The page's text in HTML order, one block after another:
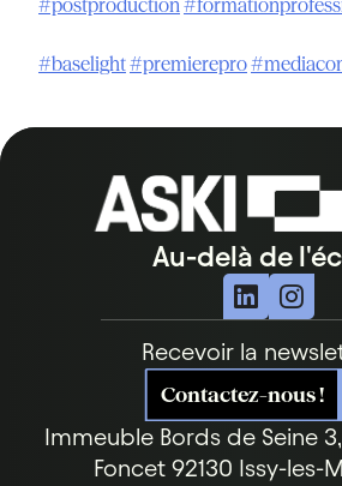
#postproduction
#baselight#premierepro
Au-delà de
Immeuble Bords de Seine
Foncet92130 Issy-les-
Recevoir la
Contactez-nous !